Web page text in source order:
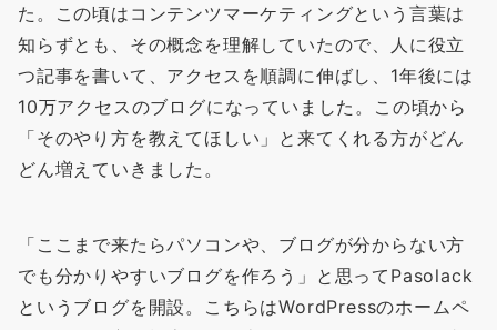
た。この頃はコンテンツマーケティングという言葉は
知らずとも、その概念を理解していたので、人に役立
つ記事を書いて、アクセスを順調に伸ばし、1年後には
10万アクセスのブログになっていました。この頃から
「そのやり方を教えてほしい」と来てくれる方がどん
どん増えていきました。
「ここまで来たらパソコンや、ブログが分からない方
でも分かりやすいブログを作ろう」と思ってPasolack
というブログを開設。こちらはWordPressのホームペ